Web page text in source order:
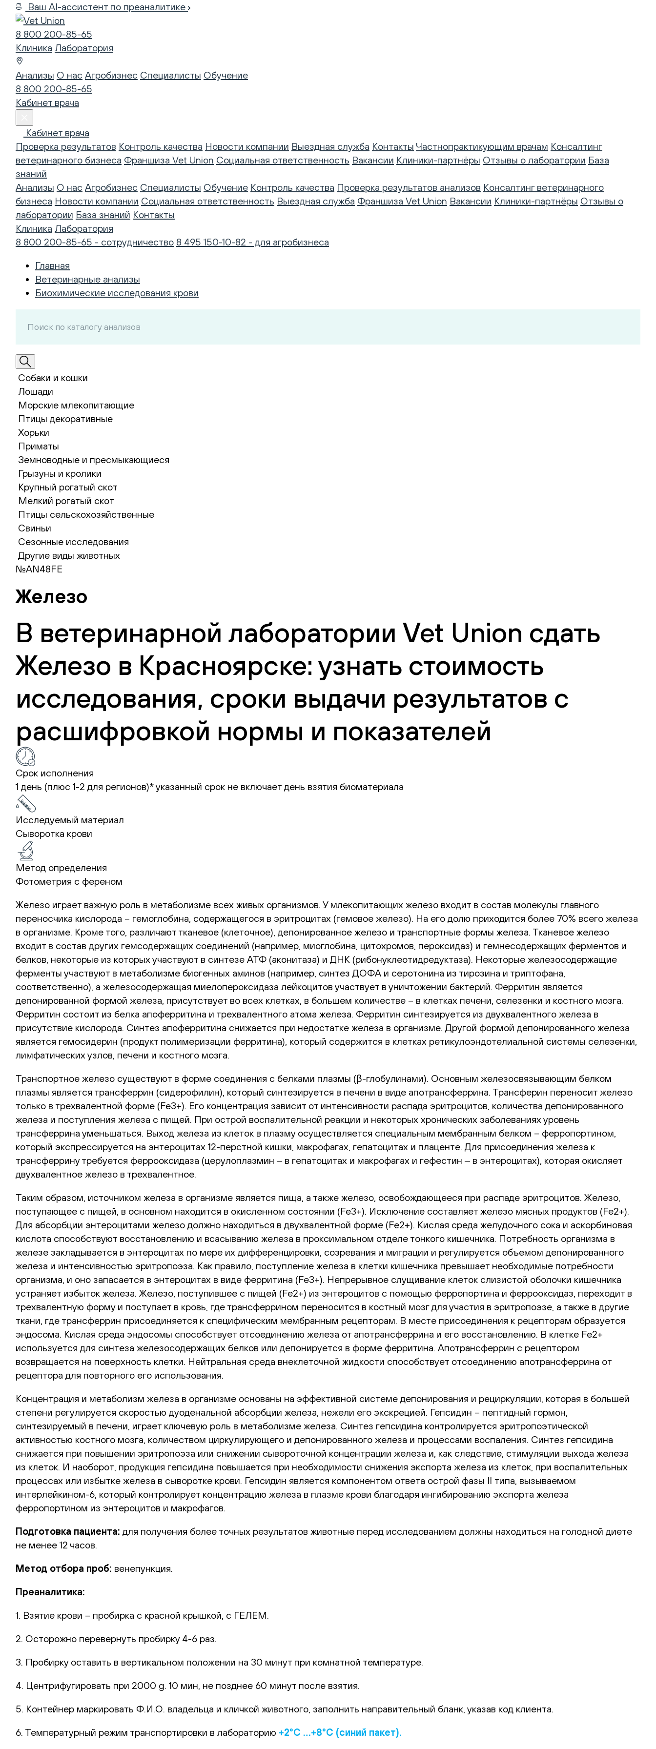
Ваш AI-ассистент по преаналитике
8 800 200-85-65
Клиника Лаборатория
Анализы О нас Агробизнес Специалисты Обучение
8 800 200-85-65
Кабинет врача
Кабинет врача
Проверка результатов Контроль качества Новости компании Выездная служба Контакты Частнопрактикующим врачам Консалтинг
ветеринарного бизнеса Франшиза Vet Union Социальная ответственность Вакансии Клиники-партнёры Отзывы о лаборатории База
знаний
Анализы О нас Агробизнес Специалисты Обучение Контроль качества Проверка результатов анализов Консалтинг ветеринарного
бизнеса Новости компании Социальная ответственность Выездная служба Франшиза Vet Union Вакансии Клиники-партнёры Отзывы о
лаборатории База знаний Контакты
Клиника Лаборатория
8 800 200-85-65 - сотрудничество 8 495 150-10-82 - для агробизнеса
Главная
Ветеринарные анализы
Биохимические исследования крови
Собаки и кошки
Лошади
Морские млекопитающие
Птицы декоративные
Хорьки
Приматы
Земноводные и пресмыкающиеся
Грызуны и кролики
Крупный рогатый скот
Мелкий рогатый скот
Птицы сельскохозяйственные
Свиньи
Сезонные исследования
Другие виды животных
№AN48FE
Железо
В ветеринарной лаборатории Vet Union сдать
Железо в Красноярске: узнать стоимость
исследования, сроки выдачи результатов с
расшифровкой нормы и показателей
Срок исполнения
1 день (плюс 1-2 для регионов)*указанный срок не включает день взятия биоматериала
Исследуемый материал
Сыворотка крови
Метод определения
Фотометрия с ференом
Железо играет важную роль в метаболизме всех живых организмов. У млекопитающих железо входит в состав молекулы главного
переносчика кислорода – гемоглобина, содержащегося в эритроцитах (гемовое железо). На его долю приходится более 70% всего железа
в организме. Кроме того, различают тканевое (клеточное), депонированное железо и транспортные формы железа. Тканевое железо
входит в состав других гемсодержащих соединений (например, миоглобина, цитохромов, пероксидаз) и гемнесодержащих ферментов и
белков, некоторые из которых участвуют в синтезе АТФ (аконитаза) и ДНК (рибонуклеотидредуктаза). Некоторые железосодержащие
ферменты участвуют в метаболизме биогенных аминов (например, синтез ДОФА и серотонина из тирозина и триптофана,
соответственно), а железосодержащая миелопероксидаза лейкоцитов участвует в уничтожении бактерий. Ферритин является
депонированной формой железа, присутствует во всех клетках, в большем количестве – в клетках печени, селезенки и костного мозга.
Ферритин состоит из белка апоферритина и трехвалентного атома железа. Ферритин синтезируется из двухвалентного железа в
присутствие кислорода. Синтез апоферритина снижается при недостатке железа в организме. Другой формой депонированного железа
является гемосидерин (продукт полимеризации ферритина), который содержится в клетках ретикулоэндотелиальной системы селезенки,
лимфатических узлов, печени и костного мозга.
Транспортное железо существуют в форме соединения с белками плазмы (β-глобулинами). Основным железосвязывающим белком
плазмы является трансферрин (сидерофилин), который синтезируется в печени в виде апотрансферрина. Трансферин переносит железо
только в трехвалентной форме (Fe3+). Его концентрация зависит от интенсивности распада эритроцитов, количества депонированного
железа и поступления железа с пищей. При острой воспалительной реакции и некоторых хронических заболеваниях уровень
трансферрина уменьшаться. Выход железа из клеток в плазму осуществляется специальным мембранным белком – ферропортином,
который экспрессируется на энтероцитах 12-перстной кишки, макрофагах, гепатоцитах и плаценте. Для присоединения железа к
трансферрину требуется феррооксидаза (церулоплазмин ‒ в гепатоцитах и макрофагах и гефестин ‒ в энтероцитах), которая окисляет
двухвалентное железо в трехвалентное.
Таким образом, источником железа в организме является пища, а также железо, освобождающееся при распаде эритроцитов. Железо,
поступающее с пищей, в основном находится в окисленном состоянии (Fe3+). Исключение составляет железо мясных продуктов (Fe2+).
Для абсорбции энтероцитами железо должно находиться в двухвалентной форме (Fe2+). Кислая среда желудочного сока и аскорбиновая
кислота способствуют восстановлению и всасыванию железа в проксимальном отделе тонкого кишечника. Потребность организма в
железе закладывается в энтероцитах по мере их дифференцировки, созревания и миграции и регулируется объемом депонированного
железа и интенсивностью эритропоэза. Как правило, поступление железа в клетки кишечника превышает необходимые потребности
организма, и оно запасается в энтероцитах в виде ферритина (Fe3+). Непрерывное слущивание клеток слизистой оболочки кишечника
устраняет избыток железа. Железо, поступившее с пищей (Fe2+) из энтероцитов с помощью ферропортина и феррооксидаз, переходит в
трехвалентную форму и поступает в кровь, где трансферрином переносится в костный мозг для участия в эритропоэзе, а также в другие
ткани, где трансферрин присоединяется к специфическим мембранным рецепторам. В месте присоединения к рецепторам образуется
эндосома. Кислая среда эндосомы способствует отсоединению железа от апотрансферрина и его восстановлению. В клетке Fe2+
используется для синтеза железосодержащих белков или депонируется в форме ферритина. Апотрансферрин с рецептором
возвращается на поверхность клетки. Нейтральная среда внеклеточной жидкости способствует отсоединению апотрансферрина от
рецептора для повторного его использования.
Концентрация и метаболизм железа в организме основаны на эффективной системе депонирования и рециркуляции, которая в большей
степени регулируется скоростью дуоденальной абсорбции железа, нежели его экскрецией. Гепсидин – пептидный гормон,
синтезируемый в печени, играет ключевую роль в метаболизме железа. Синтез гепсидина контролируется эритропоэтической
активностью костного мозга, количеством циркулирующего и депонированного железа и процессами воспаления. Синтез гепсидина
снижается при повышении эритропоэза или снижении сывороточной концентрации железа и, как следствие, стимуляции выхода железа
из клеток. И наоборот, продукция гепсидина повышается при необходимости снижения экспорта железа из клеток, при воспалительных
процессах или избытке железа в сыворотке крови. Гепсидин является компонентом ответа острой фазы II типа, вызываемом
интерлейкином-6, который контролирует концентрацию железа в плазме крови благодаря ингибированию экспорта железа
ферропортином из энтероцитов и макрофагов.
Подготовка пациента: для получения более точных результатов животные перед исследованием должны находиться на голодной диете
не менее 12 часов.
Метод отбора проб: венепункция.
Преаналитика:
1. Взятие крови – пробирка с красной крышкой, с ГЕЛЕМ.
2. Осторожно перевернуть пробирку 4-6 раз.
3. Пробирку оставить в вертикальном положении на 30 минут при комнатной температуре.
4. Центрифугировать при 2000 g. 10 мин, не позднее 60 минут после взятия.
5. Контейнер маркировать Ф.И.О. владельца и кличкой животного, заполнить направительный бланк, указав код клиента.
6. Температурный режим транспортировки в лабораторию +2°С …+8°С (синий пакет).